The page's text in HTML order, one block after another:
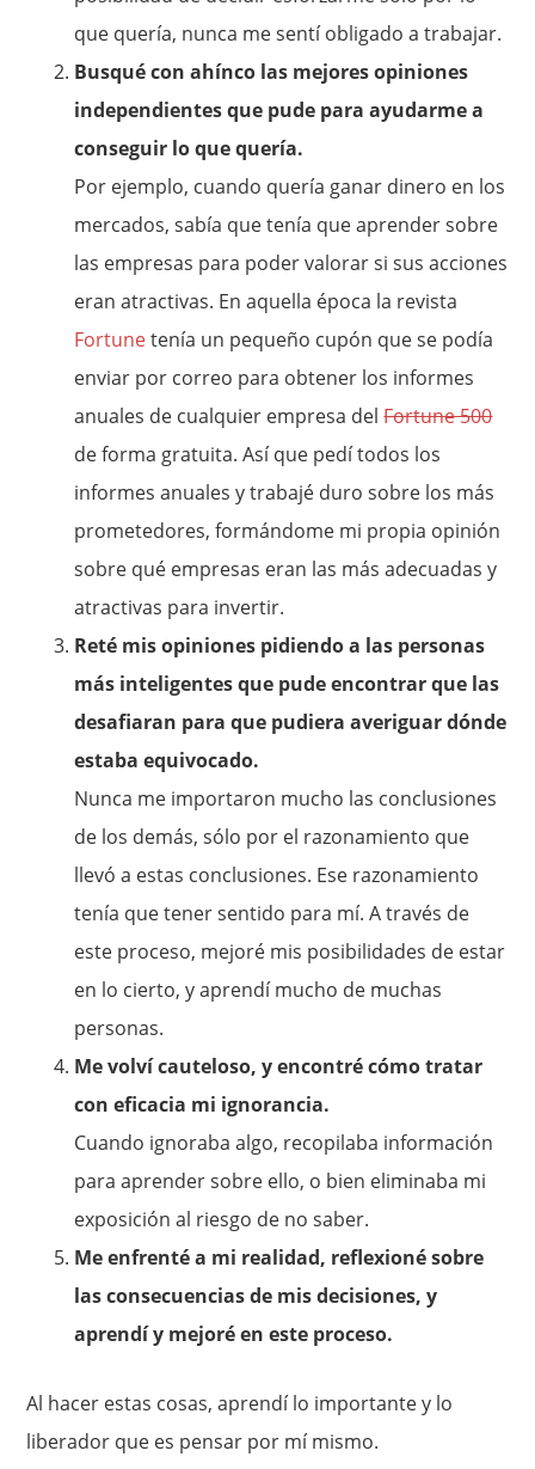
que quería, nunca me sentí obligado a trabajar.
Busqué con ahínco las mejores opiniones
independientes que pude para ayudarme a
conseguir lo que quería.
Por ejemplo, cuando quería ganar dinero en los
mercados, sabía que tenía que aprender sobre
las empresas para poder valorar si sus acciones
eran atractivas. En aquella época la revista
Fortunetenía un pequeño cupón que se podía
enviar por correo para obtener los informes
anuales de cualquier empresa delFortune 500
de forma gratuita. Así que pedí todos los
informes anuales y trabajé duro sobre los más
prometedores, formándome mi propia opinión
sobre qué empresas eran las más adecuadas y
atractivas para invertir.
Reté mis opiniones pidiendo a las personas
más inteligentes que pude encontrar que las
desafiaran para que pudiera averiguar dónde
estaba equivocado.
Nunca me importaron mucho las conclusiones
de los demás, sólo por el razonamiento que
llevó a estas conclusiones. Ese razonamiento
tenía que tener sentido para mí. A través de
este proceso, mejoré mis posibilidades de estar
en lo cierto, y aprendí mucho de muchas
personas.
Me volví cauteloso, y encontré cómo tratar
con eficacia mi ignorancia.
Cuando ignoraba algo, recopilaba información
para aprender sobre ello, o bien eliminaba mi
exposición al riesgo de no saber.
Me enfrenté a mi realidad, reflexioné sobre
las consecuencias de mis decisiones, y
aprendí y mejoré en este proceso.
Al hacer estas cosas, aprendí lo importante y lo
liberador que es pensar por mí mismo.